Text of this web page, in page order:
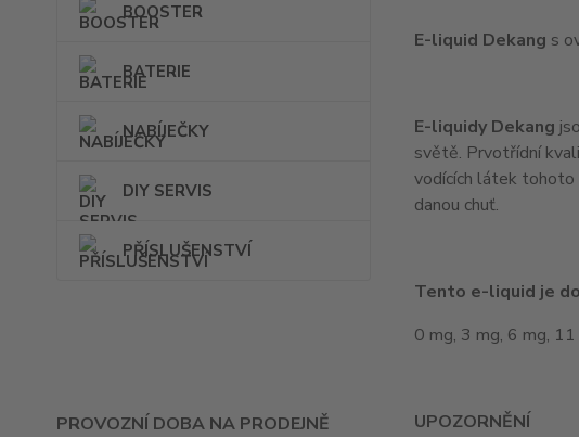
BOOSTER
BATERIE
NABÍJEČKY
DIY SERVIS
PŘÍSLUŠENSTVÍ
PROVOZNÍ DOBA NA PRODEJNĚ
E-liquid Dekang s
E-liquidy Dekang
světě. Prvotřídní
vodících látek tohoto
danou chuť.
Tento e-liquid je
0 mg, 3 mg, 6 mg,
UPOZORNĚNÍ